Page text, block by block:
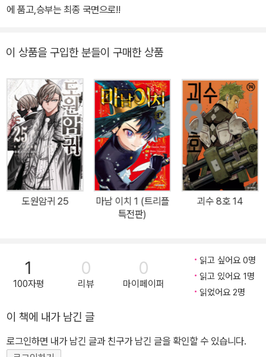
에 품고,승부는 최종 국면으로!!
이 상품을 구입한 분들이 구매한 상품
도원암귀 25
마남 이치 1 (트리플
특전판)
괴수 8호 14
1
100자평
0
리뷰
0
마이페이퍼
읽고 싶어요 0명
읽고 있어요 1명
읽었어요 2명
이 책에 내가 남긴 글
로그인하면 내가 남긴 글과 친구가 남긴 글을 확인할 수 있습니다.